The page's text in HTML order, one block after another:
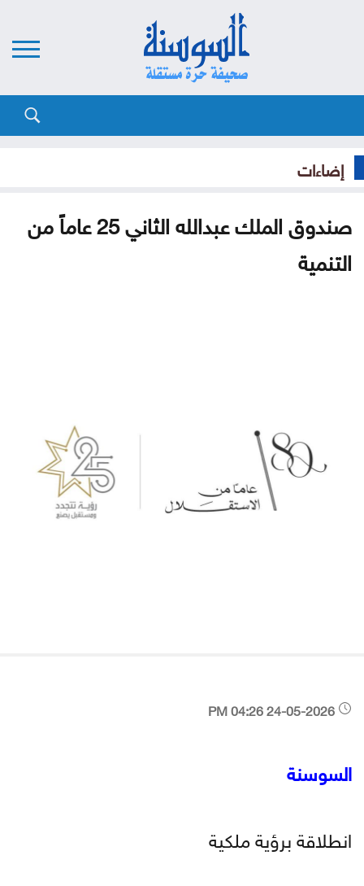
إضاءات
صندوق الملك عبدالله الثاني 25 عاماً من
التنمية
السوسنة
انطلاقة برؤية ملكية